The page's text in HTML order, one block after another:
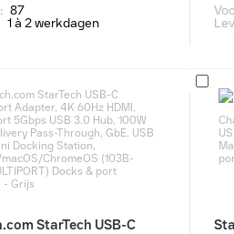
87
1 à 2 werkdagen
StarTech USB-C